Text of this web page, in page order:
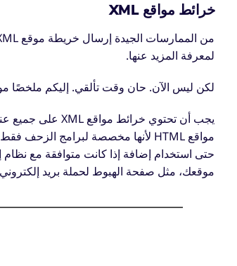
خرائط مواقع XML
من الممارسات الجيدة إرسال خريطة موقع XML
لمعرفة المزيد عنها.
لكن ليس الآن. حان وقت تألقي. إليكم ملخصًا
حتى استخدام إضافة إذا كانت متوافقة مع
موقعك، مثل صفحة الهبوط لحملة بريد